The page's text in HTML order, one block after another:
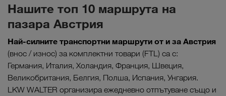
Нашите топ 10 маршрута на
пазара Австрия
Най-силните транспортни маршрути от и за Австрия
(внос / износ) за комплектни товари (FTL) са с:
Германия, Италия, Холандия, Франция, Швеция,
Великобритания, Белгия, Полша, Испания, Унгария.
LKW WALTER организира ежедневно отпътуване също и